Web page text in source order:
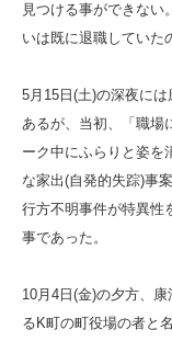
見つける事ができない
いは既に退職していた
5月15日(土)の深夜に
あるが、当初、「職場
ーク中にふらりと姿を
な家出(自発的失踪)事
行方不明事件が特異性
事であった。
10月4日(金)の夕方、
るK町の町役場の者と